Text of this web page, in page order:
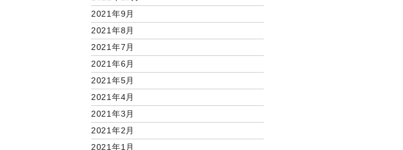
2021年9月
2021年8月
2021年7月
2021年6月
2021年5月
2021年4月
2021年3月
2021年2月
2021年1月